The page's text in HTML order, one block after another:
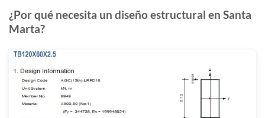
¿Por qué necesita un diseño estructural en Santa
Marta?